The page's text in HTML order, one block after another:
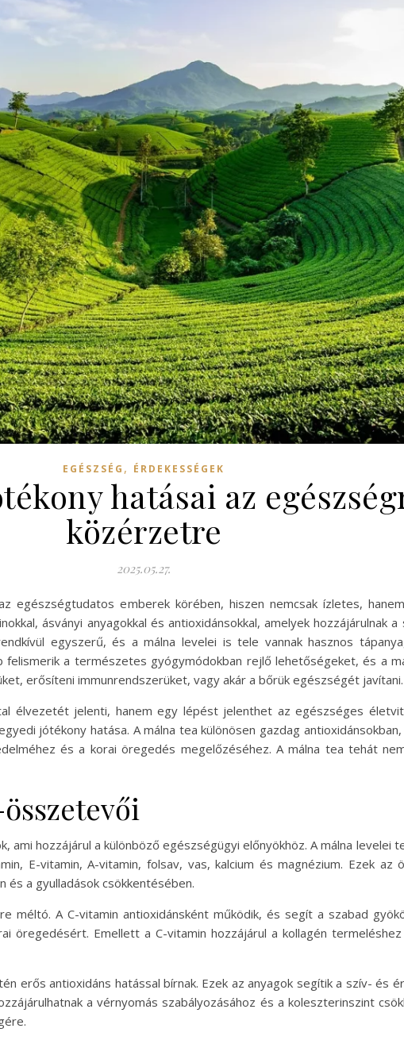
EGÉSZSÉG , ÉRDEKESSÉGEK
hatásai az
közérzetre
2025.05.27.
egészségtudatos emberek körében, hiszen nemcsak ízletes,
ásványi anyagokkal és antioxidánsokkal, amelyek hozzájárulnak
egyszerű, és a málna levelei is tele vannak hasznos
felismerik a természetes gyógymódokban rejlő lehetőségeket, és a
erősíteni immunrendszerüket, vagy akár a bőrük egészségét javítani.
élvezetét jelenti, hanem egy lépést jelenthet az egészséges
jótékony hatása. A málna tea különösen gazdag
és a korai öregedés megelőzéséhez. A málna tea tehát
hozzájárul a különböző egészségügyi előnyökhöz. A málna levelei
E-vitamin, A-vitamin, folsav, vas, kalcium és magnézium. Ezek
a gyulladások csökkentésében.
méltó. A C-vitamin antioxidánsként működik, és segít a szabad
öregedésért. Emellett a C-vitamin hozzájárul a kollagén
erős antioxidáns hatással bírnak. Ezek az anyagok segítik a szív- és
a vérnyomás szabályozásához és a koleszterinszint